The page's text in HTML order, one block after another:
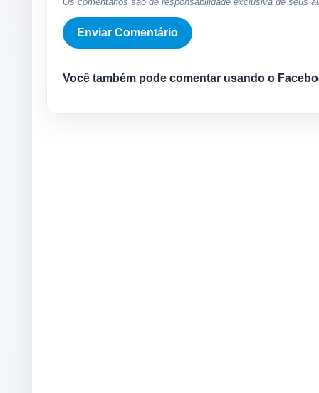
Você também pode comentar usando o